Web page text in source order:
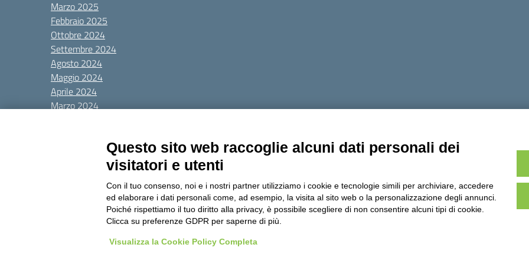
Marzo 2025
Febbraio 2025
Ottobre 2024
Settembre 2024
Agosto 2024
Maggio 2024
Aprile 2024
Marzo 2024
Categorie
Senza categoria
Amministrazione TrasparenteAlbo onlinePrivacy PolicyDichiarazione di accessibilitàObiettivi di accessibilità
Note
Questo sito web raccoglie alcuni dati personali dei
visitatori e utenti
Con il tuo consenso, noi e i nostri partner utilizziamo i cookie e tecnologie simili per archiviare, accedere
ed elaborare i dati personali come, ad esempio, la visita al sito web o la personalizzazione degli annunci.
Poiché rispettiamo il tuo diritto alla privacy, è possibile scegliere di non consentire alcuni tipi di cookie.
Clicca su preferenze GDPR per saperne di più.
Visualizza la Cookie Policy Completa